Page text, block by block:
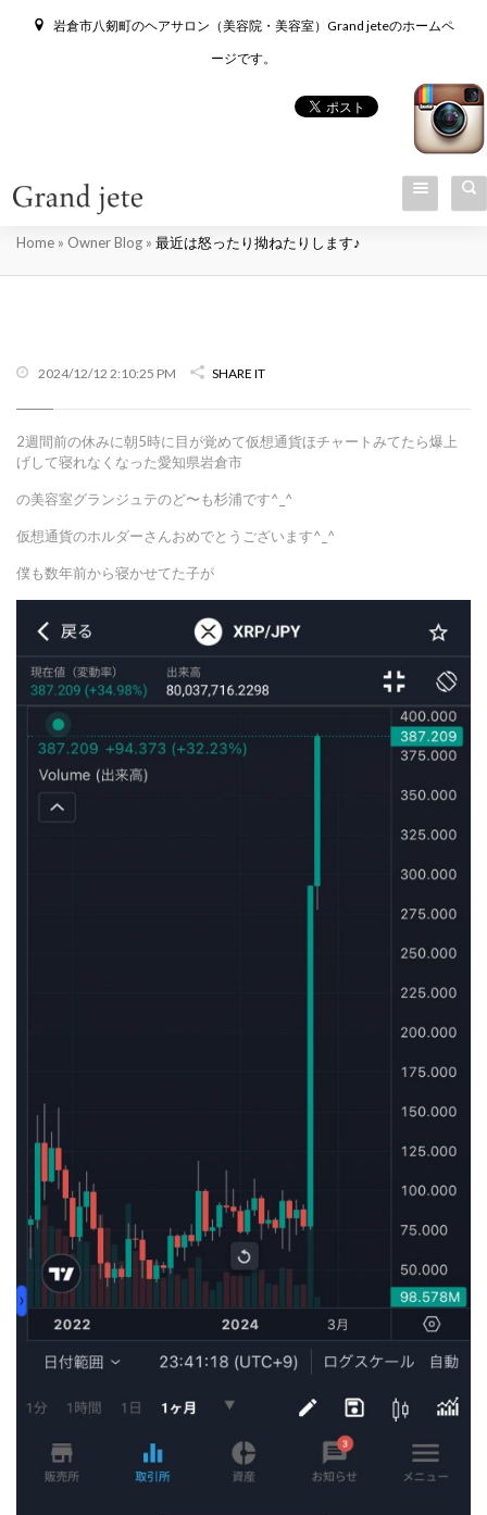
岩倉市八剱町のヘアサロン（美容院・美容室）Grand jeteのホームペ
ージです。
最近は怒ったり拗ねたりします♪
Home » Owner Blog » 最近は怒ったり拗ねたりします♪
2024/12/12 2:10:25 PM SHARE IT
2週間前の休みに朝5時に目が覚めて仮想通貨ほチャートみてたら爆上
げして寝れなくなった愛知県岩倉市
の美容室グランジュテのど〜も杉浦です^_^
仮想通貨のホルダーさんおめでとうございます^_^
僕も数年前から寝かせてた子が